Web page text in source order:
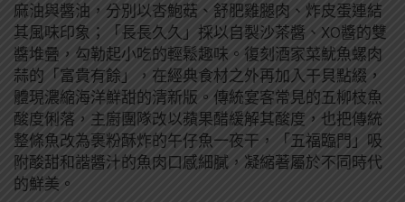
麻油與醬油，分別以杏鮑菇、舒肥雞腿肉、炸皮蛋連結
其風味印象；「長長久久」採以自製沙茶醬、XO醬的雙
醬堆疊，勾勒起小吃的輕鬆趣味。復刻酒家菜魷魚螺肉
蒜的「富貴有餘」，在經典食材之外再加入干貝點綴，
體現濃縮海洋鮮甜的清新版。傳統宴客常見的五柳枝魚
酸度俐落，主廚團隊改以蘋果醋緩解其酸度，也把傳統
整條魚改為裹粉酥炸的午仔魚一夜干，「五福臨門」吸
附酸甜和諧醬汁的魚肉口感細膩，凝縮著屬於不同時代
的鮮美。